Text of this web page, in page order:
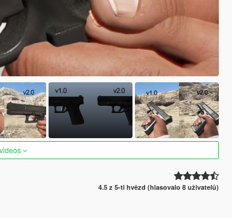
4.5 z 5-ti hvězd (hlasovalo 8 uživatelů)